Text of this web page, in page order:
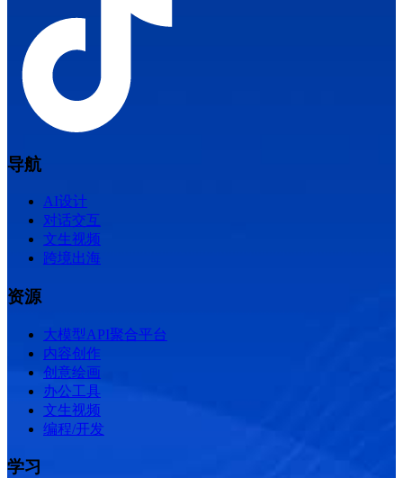
导航
AI设计
对话交互
文生视频
跨境出海
资源
大模型API聚合平台
内容创作
创意绘画
办公工具
文生视频
编程/开发
学习